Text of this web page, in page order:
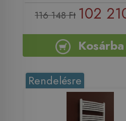
116 148 Ft 102
Kosárba
Rendelésre